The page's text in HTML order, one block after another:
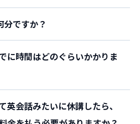
ですか？
に時間はどのぐらいかかりま
英会話みたいに休講したら、